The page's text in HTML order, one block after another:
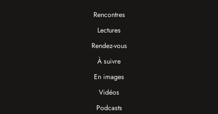
Rencontres
Lectures
Rendez-vous
À suivre
En images
Vidéos
Podcasts